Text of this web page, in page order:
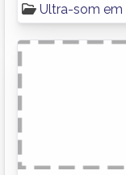
Ultra-som em